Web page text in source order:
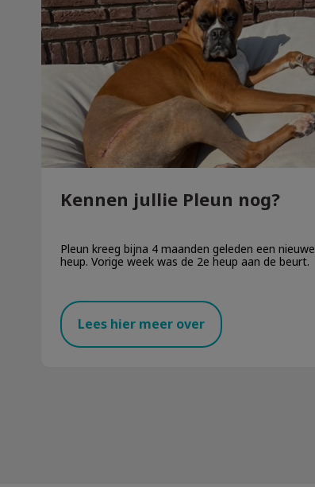
Kennen jullie Pleun nog?
Pleun kreeg bijna 4 maanden geleden een nieuwe
heup. Vorige week was de 2e heup aan de beurt.
Lees hier meer over